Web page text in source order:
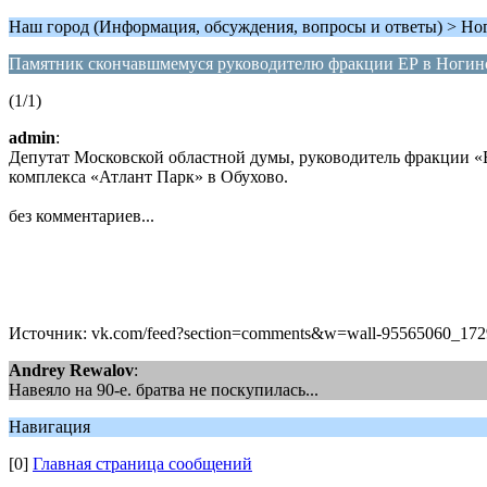
Наш город (Информация, обсуждения, вопросы и ответы) >
Памятник скончавшмемуся руководителю фракции ЕР в
(1/1)
admin:
Депутат Московской областной думы, руководитель фракции
комплекса «Атлант Парк» в Обухово.
без комментариев...
Источник: vk.com/feed?section=comments&w=wall-
Andrey Rewalov:
Навеяло на 90-е. братва не поскупилась...
Навигация
[0] Главная страница сообщений